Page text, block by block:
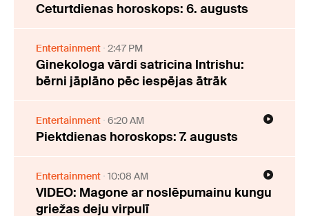
Ceturtdienas horoskops: 6. augusts
Entertainment 2:47 PM
Ginekologa vārdi satricina Intrishu:
bērni jāplāno pēc iespējas ātrāk
Entertainment 6:20 AM
Piektdienas horoskops: 7. augusts
Entertainment 10:08 AM
VIDEO: Magone ar noslēpumainu kungu
griežas deju virpulī